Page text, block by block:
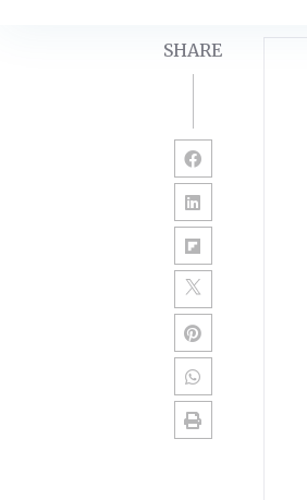
SHARE